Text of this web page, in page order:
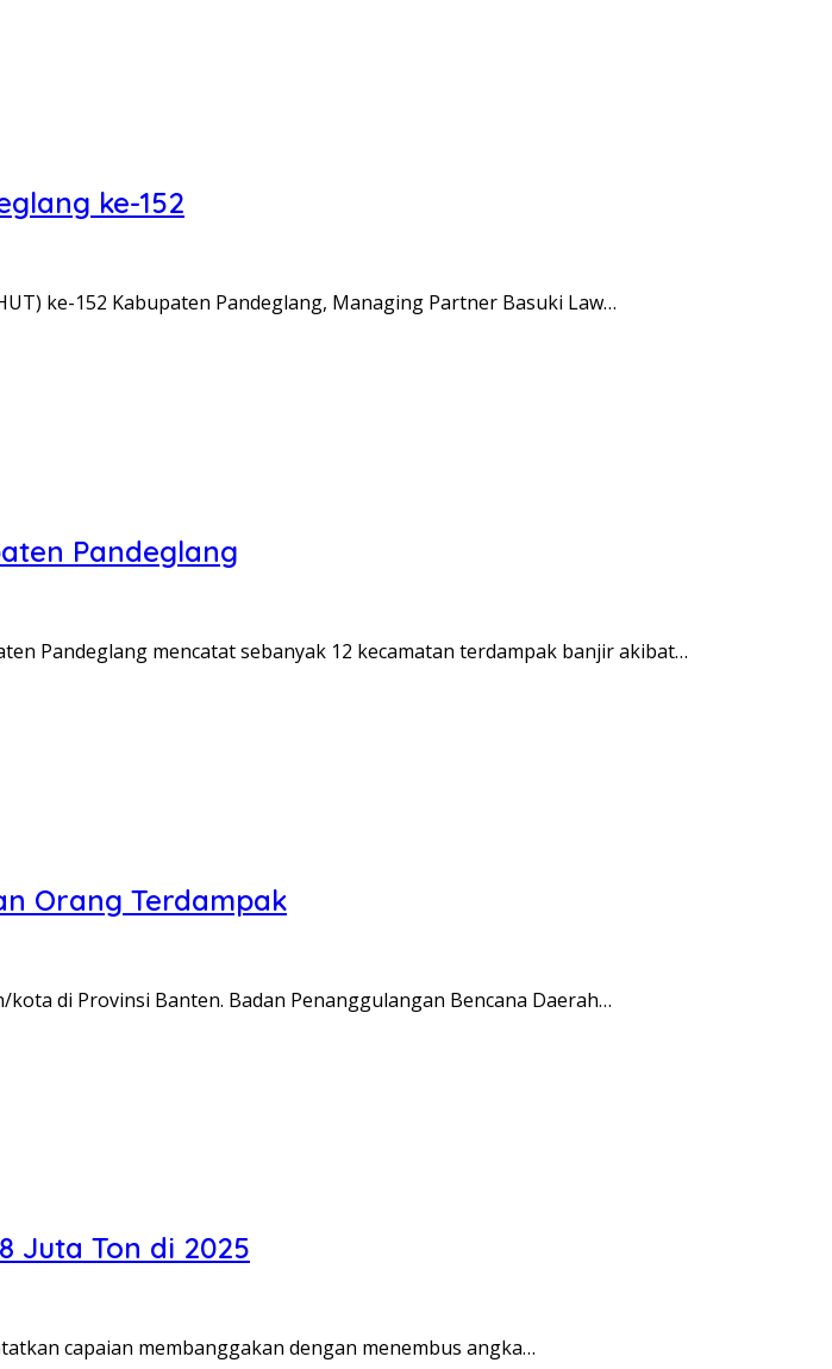
ke-152
ke-152 Kabupaten Pandeglang, Managing Partner Basuki Law…
Pandeglang
Pandeglang mencatat sebanyak 12 kecamatan terdampak banjir akibat…
Orang Terdampak
di Provinsi Banten. Badan Penanggulangan Bencana Daerah…
Juta Ton di 2025
capaian membanggakan dengan menembus angka…